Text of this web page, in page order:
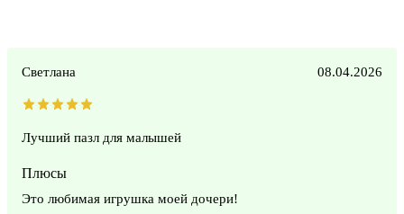
Светлана 08.04.2026
Лучший пазл для малышей
Плюсы
Это любимая игрушка моей дочери!